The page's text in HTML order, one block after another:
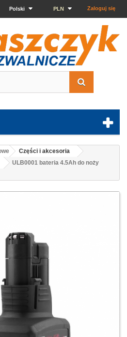
Zaloguj się
PLN
Polski
Części i akcesoria
ULB0001 bateria 4.5Ah do noży